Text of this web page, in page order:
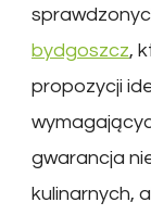
bydgoszcz,
propozycji
gwarancja
kulinarnych,